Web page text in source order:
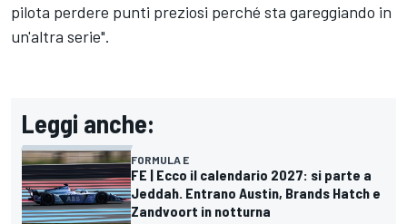
pilota perdere punti preziosi perché sta gareggiando in
un'altra serie".
Leggi anche:
FORMULA E
FE | Ecco il calendario 2027: si parte a
Jeddah. Entrano Austin, Brands Hatch e
Zandvoort in notturna